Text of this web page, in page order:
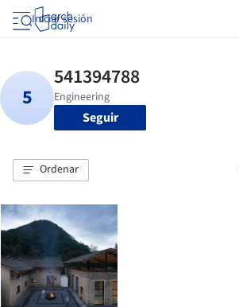
Iniciar sesión
Seguir
Ordenar